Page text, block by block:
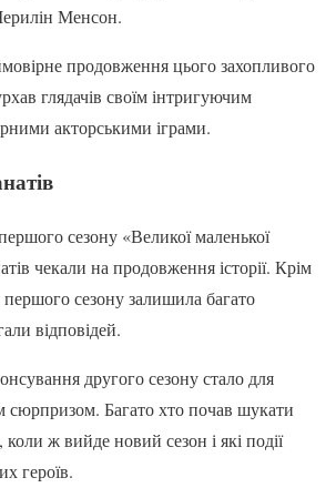
Менсон.
продовження цього захопливого
глядачів своїм інтригуючим
акторськими іграми.
сезону «Великої маленької
чекали на продовження історії. Крім
першого сезону залишила багато
відповідей.
другого сезону стало для
сюрпризом. Багато хто почав шукати
ж вийде новий сезон і які події
героїв.